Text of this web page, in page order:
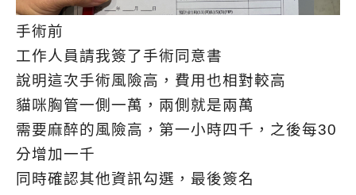
手術前
工作人員請我簽了手術同意書
說明這次手術風險高，費用也相對較高
貓咪胸管一側一萬，兩側就是兩萬
需要麻醉的風險高，第一小時四千，之後每30
分增加一千
同時確認其他資訊勾選，最後簽名